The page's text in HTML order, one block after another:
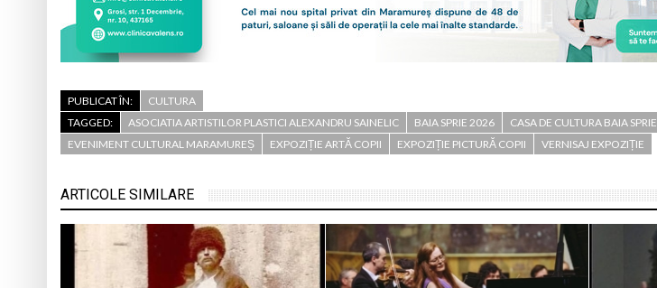
PUBLICAT ÎN:
CULTURA
TAGGED:
ASOCIATIA ARTISTILOR PLASTICI ALEXANDRU SAINELIC BAIA SPRIE 2026 CASA DE CULTURA BAIA SPRIE
EVENIMENT CULTURAL MARAMUREȘ
EXPOZIȚIE ARTĂ COPII EXPOZIȚIE PICTURĂ COPII VERNISAJ EXPOZIȚIE
ARTICOLE SIMILARE